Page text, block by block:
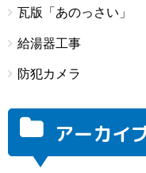
瓦版「あのっさい」
給湯器工事
防犯カメラ
アーカイ